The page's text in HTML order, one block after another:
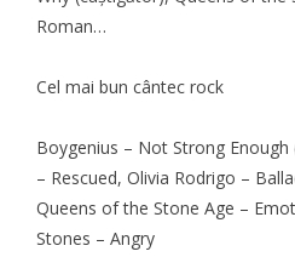
Roman…
Cel mai bun cântec rock
Boygenius – Not Strong
– Rescued, Olivia Rodrigo –
Queens of the Stone Age –
Stones – Angry